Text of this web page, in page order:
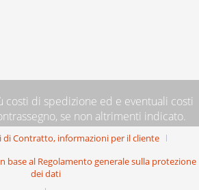
costi di spedizione ed e eventuali costi
se non altrimenti indicato.
di Contratto, informazioni per il cliente
base al Regolamento generale sulla protezione
dei dati